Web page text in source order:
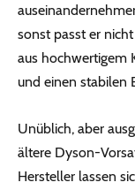
sonst passt er
aus hochwertigem
und einen stabilen
Unüblich, aber
ältere Dyson-
Hersteller lassen